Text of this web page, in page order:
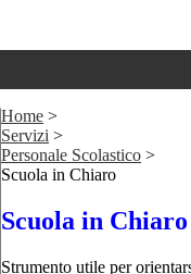
Home >
Servizi >
Personale Scolastico >
Scuola in Chiaro
Scuola in Chiaro
Strumento utile per